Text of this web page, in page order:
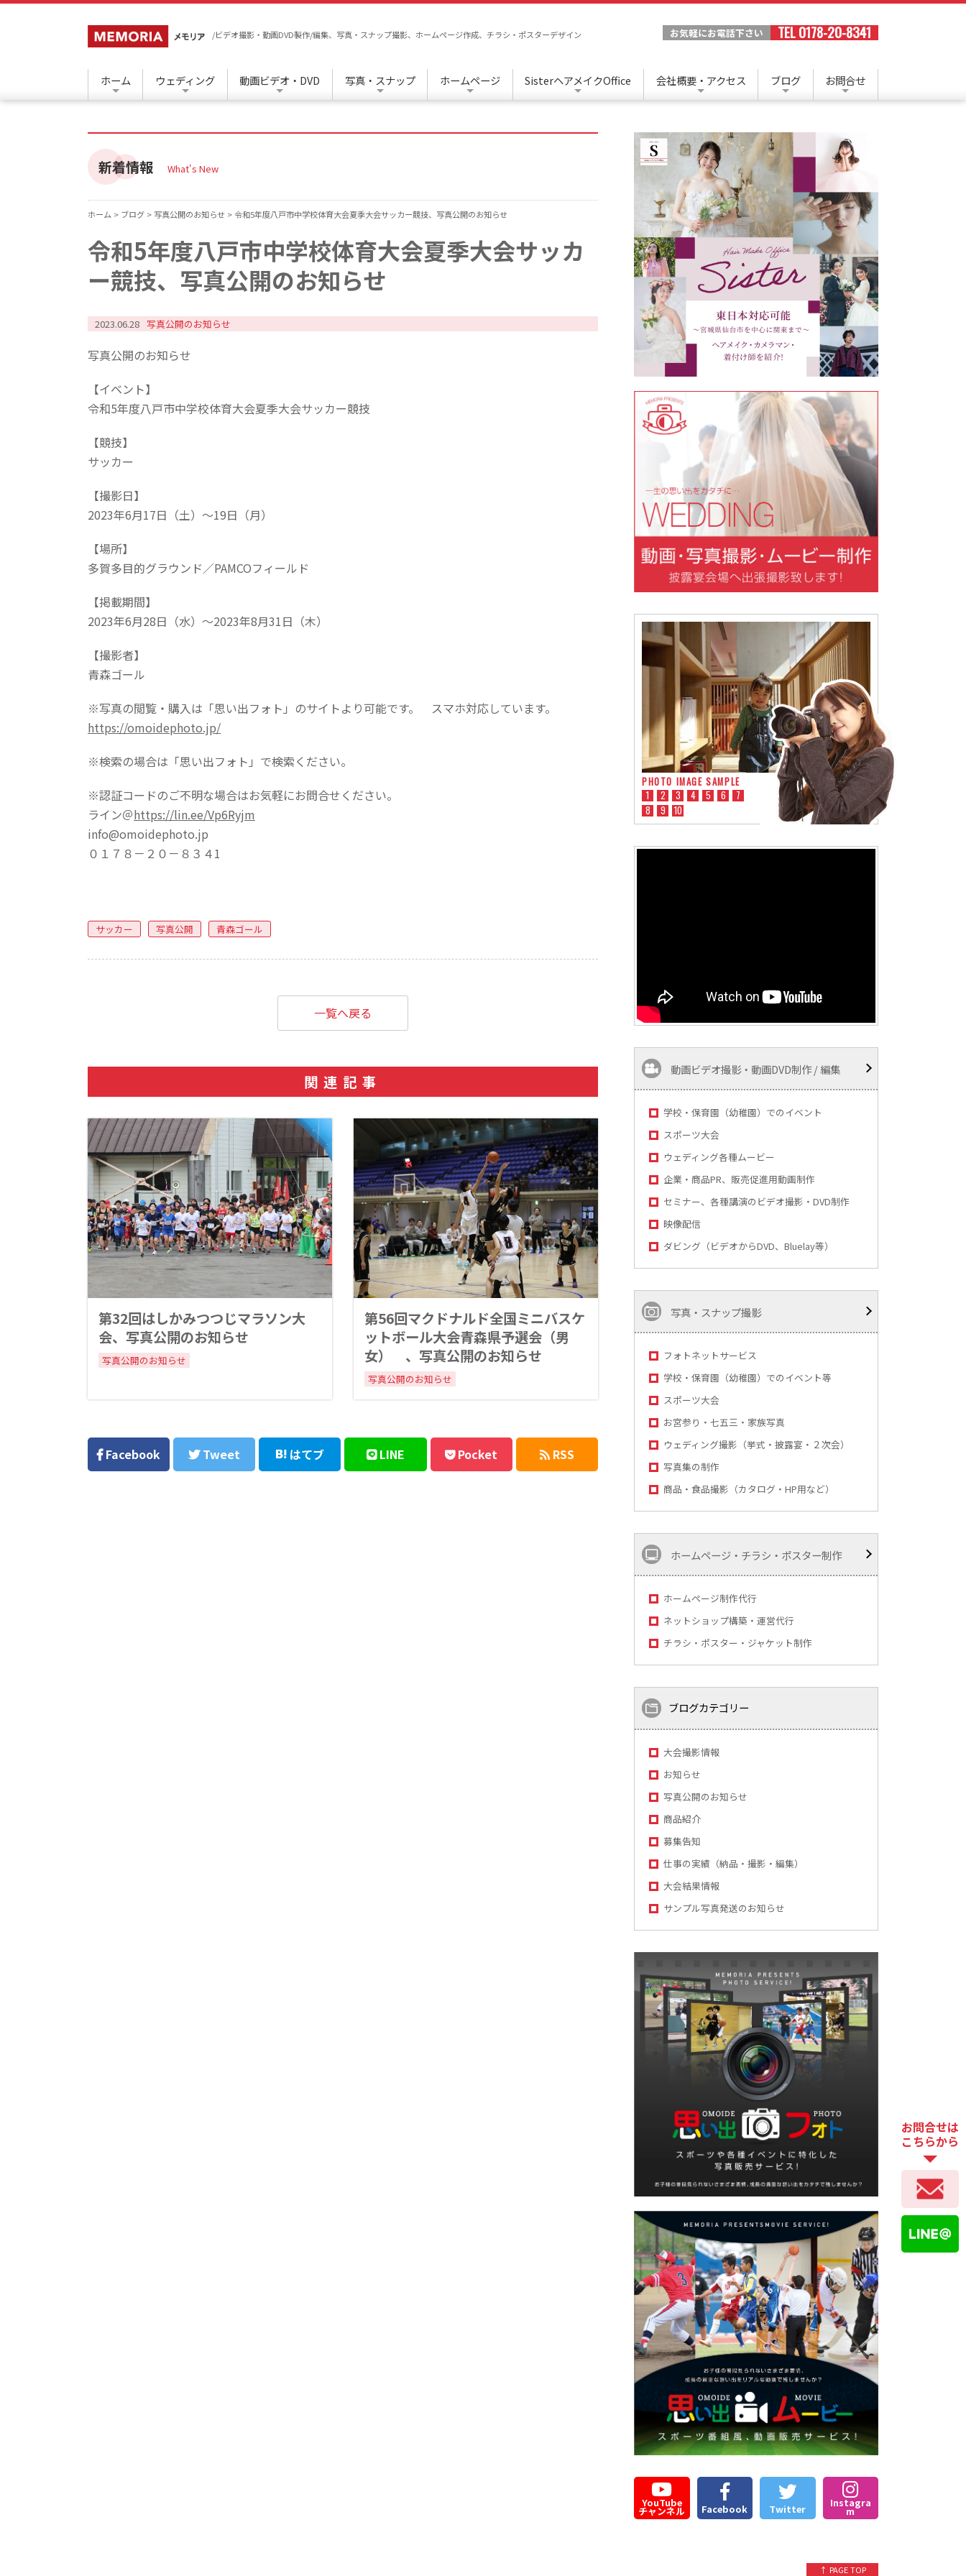
/ビデオ撮影・動画DVD製作/編集、写真・スナップ撮影、ホームページ作成、チラシ・ポスターデザイン お気軽にお電話下さい TEL 0178-20-8341
ホーム ウェディング 動画ビデオ・DVD 写真・スナップ ホームページ SisterヘアメイクOffice 会社概要・アクセス ブログ お問合せ
新着情報 What's New
ホーム > ブログ > 写真公開のお知らせ >令和5年度八戸市中学校体育大会夏季大会サッカー競技、写真公開のお知らせ
令和5年度八戸市中学校体育大会夏季大会サッカ
ー競技、写真公開のお知らせ
2023.06.28 写真公開のお知らせ
写真公開のお知らせ
【イベント】
令和5年度八戸市中学校体育大会夏季大会サッカー競技
【競技】
サッカー
【撮影日】
2023年6月17日（土）～19日（月）
【場所】
多賀多目的グラウンド／PAMCOフィールド
【掲載期間】
2023年6月28日（水）～2023年8月31日（木）
【撮影者】
青森ゴール
※写真の閲覧・購入は「思い出フォト」のサイトより可能です。 スマホ対応しています。
https://omoidephoto.jp/
※検索の場合は「思い出フォト」で検索ください。
※認証コードのご不明な場合はお気軽にお問合せください。
ライン＠https://lin.ee/Vp6Ryjm
info@omoidephoto.jp
０１７８－２０－８３４1
サッカー 写真公開 青森ゴール
Facebook Tweet はてブ LINE Pocket RSS
一覧へ戻る
関連記事
第32回はしかみつつじマラソン大
会、写真公開のお知らせ
写真公開のお知らせ
第56回マクドナルド全国ミニバスケ
ットボール大会青森県予選会（男
女） 、写真公開のお知らせ
写真公開のお知らせ
PHOTO IMAGE SAMPLE
1
2 3 4 5 6
7
8
9 10
動画ビデオ撮影・動画DVD制作 / 編集
学校・保育園（幼稚園）でのイベント
スポーツ大会
ウェディング各種ムービー
企業・商品PR、販売促進用動画制作
セミナー、各種講演のビデオ撮影・DVD制作
映像配信
ダビング（ビデオからDVD、Bluelay等）
写真・スナップ撮影
フォトネットサービス
学校・保育園（幼稚園）でのイベント等
スポーツ大会
お宮参り・七五三・家族写真
ウェディング撮影（挙式・披露宴・２次会）
写真集の制作
商品・食品撮影（カタログ・HP用など）
ホームページ・チラシ・ポスター制作
ホームページ制作代行
ネットショップ構築・運営代行
チラシ・ポスター・ジャケット制作
ブログカテゴリー
大会撮影情報
お知らせ
写真公開のお知らせ
商品紹介
募集告知
仕事の実績（納品・撮影・編集）
大会結果情報
サンプル写真発送のお知らせ
YouTube
チャンネル Facebook Twitter Instagra
m
↑ PAGE TOP
お問合せは
こちらから